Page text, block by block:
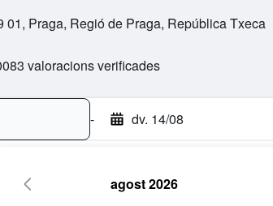
01, Praga, Regió de Praga, República Txeca
valoracions verificades
- dv. 14/08
agost 2026